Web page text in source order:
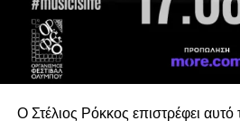
Το SOWISE
καινοτομίες μετατροπής
βιώσιμα, βιοβασισμένα υλικά.
επιστημονική γνώση σε
Ο Στέλιος Ρόκκος επιστρέφει αυτό